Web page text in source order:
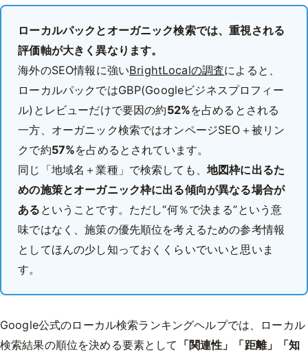
ローカルパックとオーガニック検索では、重視される
評価軸が大きく異なります。
海外のSEO情報に強いBrightLocalの調査によると、
ローカルパックではGBP(Googleビジネスプロフィー
ル)とレビューだけで要因の約52%を占めるとされる
一方、オーガニック検索ではオンページSEO＋被リン
クで約57%を占めるとされています。
同じ「地域名＋業種」で検索しても、 地図枠に出るた
めの施策とオーガニック枠に出る傾向が異なる場合が
ある ということです。ただし“何％で決まる”という意
味ではなく、施策の優先順位を考えるための参考情報
としてほんの少し知っておくくらいでいいと思いま
す。
Google公式のローカル検索ランキングヘルプでは、ローカル
検索結果の順位を決める要素として 「関連性」「距離」「知